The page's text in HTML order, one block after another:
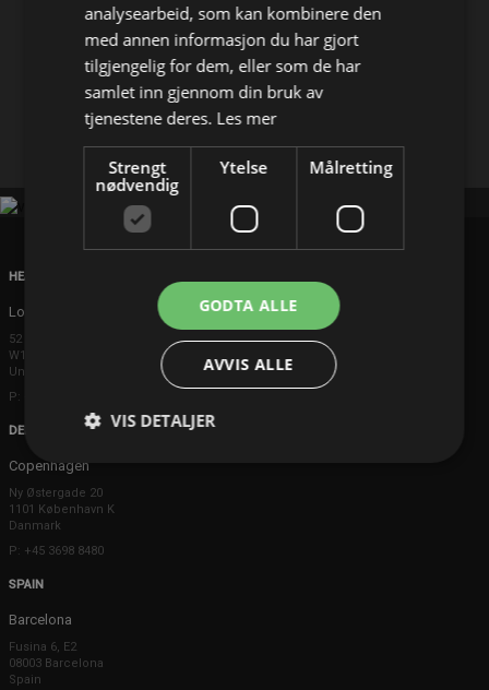
Facebook X
HEAD OFFICE
London
52 Brook Street
W1K 5DS London
United Kingdom
P: +44 203 608 8181
DENMARK
Copenhagen
Ny Østergade 20
1101 København K
Danmark
P: +45 3698 8480
SPAIN
Barcelona
Fusina 6, E2
08003 Barcelona
Spain
analysearbeid, som kan kombinere den
med annen informasjon du har gjort
tilgjengelig for dem, eller som de har
samlet inn gjennom din bruk av
tjenestene deres. Les mer
Strengt
nødvendig
Ytelse Målretting
GODTA ALLE
AVVIS ALLE
VIS DETALJER